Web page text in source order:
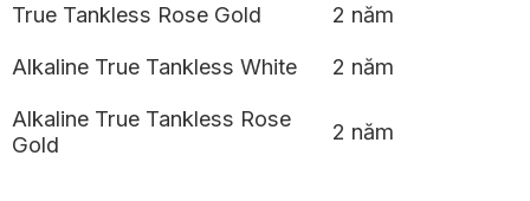
True Tankless Rose Gold
2 năm
Alkaline True Tankless White
2 năm
Alkaline True Tankless Rose
Gold
2 năm